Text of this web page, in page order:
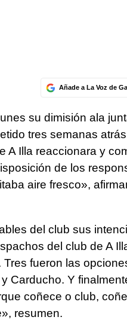
Añade a La Voz de
su dimisión ala
tres semanas
A Illa reaccionara y
de los
aire fresco»,
del club sus
del club de A
fueron las
Carducho. Y
coñece o club,
resumen.